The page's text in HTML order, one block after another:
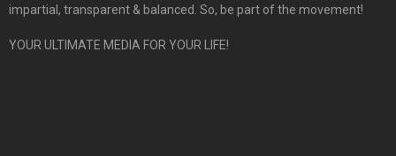
impartial, transparent & balanced. So, be part of the movement!
YOUR ULTIMATE MEDIA FOR YOUR LIFE!